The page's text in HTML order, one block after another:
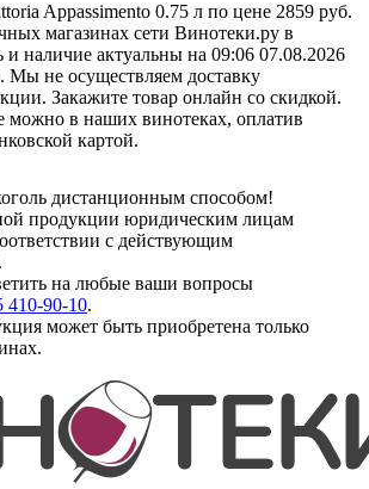
Appassimento 0.75 л по цене 2859 руб.
магазинах сети Винотеки.ру в
наличие актуальны на 09:06 07.08.2026
Мы не осуществляем доставку
Закажите товар онлайн со скидкой.
можно в наших винотеках, оплатив
картой.
дистанционным способом!
продукции юридическим лицам
с действующим
на любые ваши вопросы
410-90-10.
может быть приобретена только